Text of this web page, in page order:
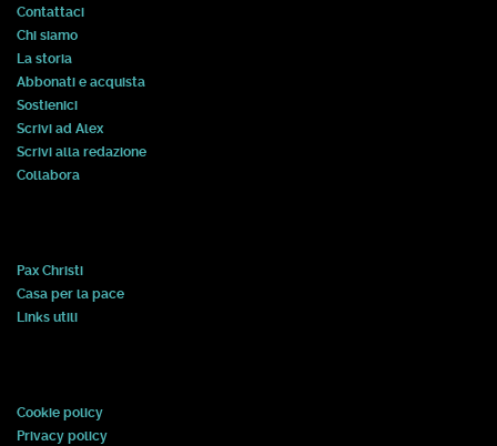
Contattaci
Chi siamo
La storia
Abbonati e acquista
Sostienici
Scrivi ad Alex
Scrivi alla redazione
Collabora
Pax Christi
Casa per la pace
Links utili
Cookie policy
Privacy policy